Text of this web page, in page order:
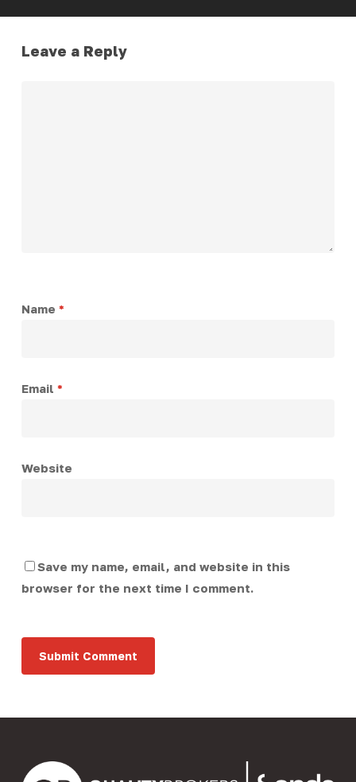
Leave a Reply
Name *
Email *
Website
Save my name, email, and website in this
browser for the next time I comment.